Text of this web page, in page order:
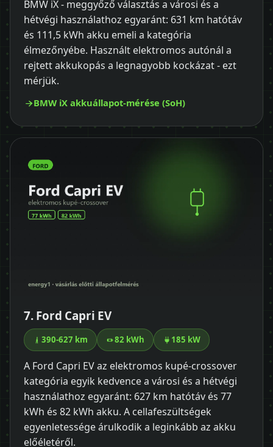
BMW iX - meggyőző választás a városi és a
hétvégi használathoz egyaránt: 631 km hatótáv
és 111,5 kWh akku emeli a kategória
élmezőnyébe. Használt elektromos autónál a
rejtett akkukopás a legnagyobb kockázat - ezt
mérjük.
BMW iX akkuállapot-mérése (SoH)
7. Ford Capri EV
390-627 km 82 kWh 185 kW
A Ford Capri EV az elektromos kupé-crossover
kategória egyik kedvence a városi és a hétvégi
használathoz egyaránt: 627 km hatótáv és 77
kWh és 82 kWh akku. A cellafeszültségek
egyenletessége árulkodik a leginkább az akku
előéletéről.